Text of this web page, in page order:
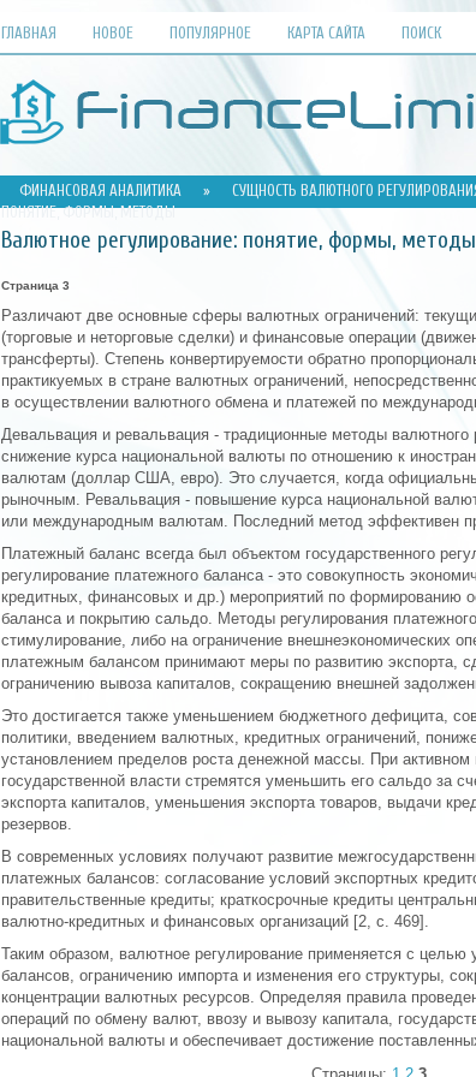
ГЛАВНАЯ НОВОЕ ПОПУЛЯРНОЕ КАРТА САЙТА ПОИСК
ФИНАНСОВАЯ АНАЛИТИКА » СУЩНОСТЬ ВАЛЮТНОГО
ПОНЯТИЕ, ФОРМЫ, МЕТОДЫ
Валютное регулирование: понятие, формы, методы
Страница 3
Различают две основные сферы валютных ограничений:
(торговые и неторговые сделки) и финансовые операции
трансферты). Степень конвертируемости обратно
практикуемых в стране валютных ограничений,
в осуществлении валютного обмена и платежей по
Девальвация и ревальвация - традиционные методы валютного
снижение курса национальной валюты по отношению к
валютам (доллар США, евро). Это случается, когда
рыночным. Ревальвация - повышение курса национальной
или международным валютам. Последний метод эффективен
Платежный баланс всегда был объектом государственного
регулирование платежного баланса - это совокупность
кредитных, финансовых и др.) мероприятий по формированию
баланса и покрытию сальдо. Методы регулирования
стимулирование, либо на ограничение внешнеэкономических
платежным балансом принимают меры по развитию экспорта,
ограничению вывоза капиталов, сокращению внешней
Это достигается также уменьшением бюджетного дефицита,
политики, введением валютных, кредитных ограничений,
установлением пределов роста денежной массы. При
государственной власти стремятся уменьшить его сальдо за
экспорта капиталов, уменьшения экспорта товаров, выдачи
резервов.
В современных условиях получают развитие
платежных балансов: согласование условий экспортных
правительственные кредиты; краткосрочные кредиты
валютно-кредитных и финансовых организаций [2, с. 469].
Таким образом, валютное регулирование применяется с целью
балансов, ограничению импорта и изменения его структуры,
концентрации валютных ресурсов. Определяя правила
операций по обмену валют, ввозу и вывозу капитала,
национальной валюты и обеспечивает достижение